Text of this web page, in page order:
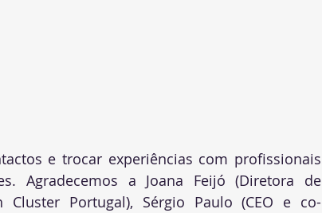
e trocar experiências com profissionais
Agradecemos a Joana Feijó (Diretora de
Cluster Portugal), Sérgio Paulo (CEO e co-